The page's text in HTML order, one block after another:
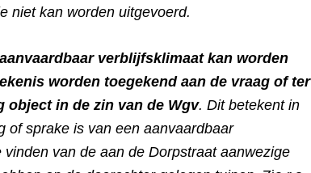
niet kan worden uitgevoerd.
verblijfsklimaat kan worden
worden toegekend aan de vraag of ter
object in de zin van de Wgv. Dit betekent in
of sprake is van een aanvaardbaar
van de aan de Dorpstraat aanwezige